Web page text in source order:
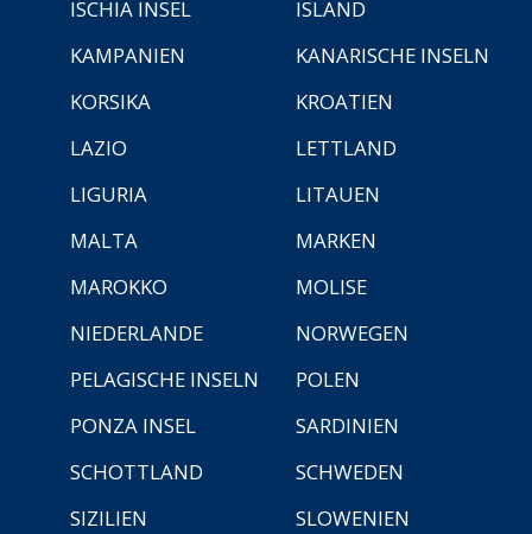
ISCHIA INSEL
ISLAND
KAMPANIEN
KANARISCHE INSELN
KORSIKA
KROATIEN
LAZIO
LETTLAND
LIGURIA
LITAUEN
MALTA
MARKEN
MAROKKO
MOLISE
NIEDERLANDE
NORWEGEN
PELAGISCHE INSELN
POLEN
PONZA INSEL
SARDINIEN
SCHOTTLAND
SCHWEDEN
SIZILIEN
SLOWENIEN